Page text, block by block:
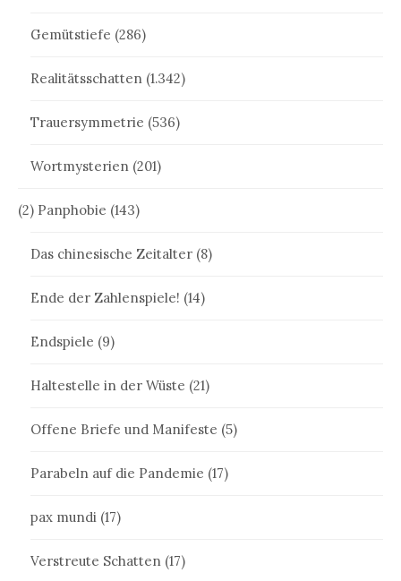
Gemütstiefe (286)
Realitätsschatten (1.342)
Trauersymmetrie (536)
Wortmysterien (201)
(2) Panphobie (143)
Das chinesische Zeitalter (8)
Ende der Zahlenspiele! (14)
Endspiele (9)
Haltestelle in der Wüste (21)
Offene Briefe und Manifeste (5)
Parabeln auf die Pandemie (17)
pax mundi (17)
Verstreute Schatten (17)